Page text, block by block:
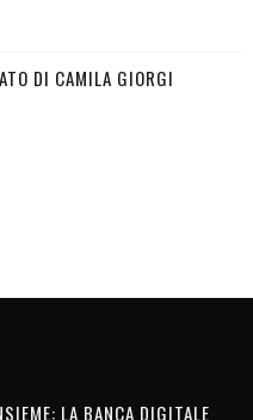
DI CAMILA GIORGI
LA BANCA DIGITALE